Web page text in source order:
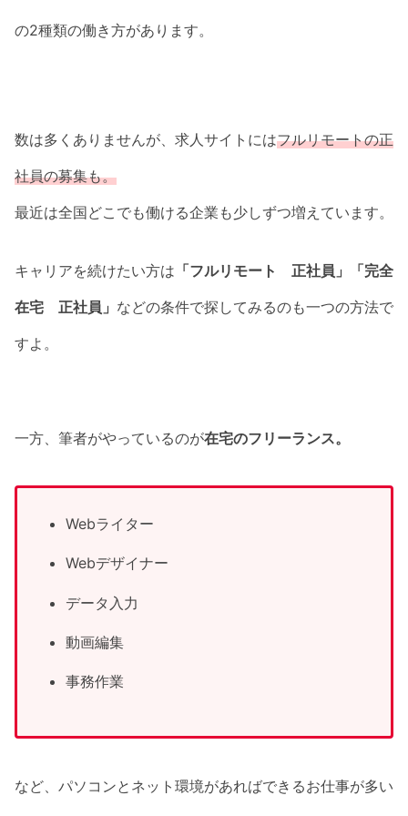
の2種類の働き方があります。
数は多くありませんが、求人サイトにはフルリモートの正
社員の募集も。
最近は全国どこでも働ける企業も少しずつ増えています。
キャリアを続けたい方は 「フルリモート 正社員」「完全
在宅 正社員」 などの条件で探してみるのも一つの方法で
すよ。
一方、筆者がやっているのが在宅のフリーランス。
Webライター
Webデザイナー
データ入力
動画編集
事務作業
など、パソコンとネット環境があればできるお仕事が多い